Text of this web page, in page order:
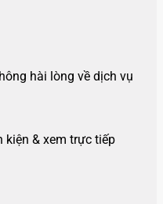
hài lòng về dịch vụ
kiện & xem trực tiếp